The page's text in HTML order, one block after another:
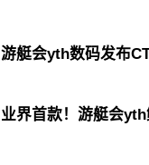
游艇会yth数码发布
业界首款！游艇会